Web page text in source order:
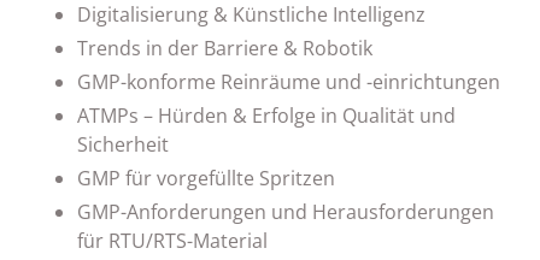
Digitalisierung & Künstliche Intelligenz
Trends in der Barriere & Robotik
GMP-konforme Reinräume und -einrichtungen
ATMPs – Hürden & Erfolge in Qualität und
Sicherheit
GMP für vorgefüllte Spritzen
GMP-Anforderungen und Herausforderungen
für RTU/RTS-Material